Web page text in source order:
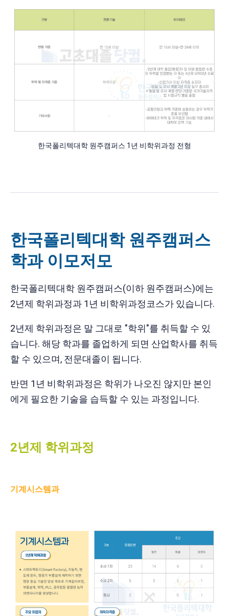
한국폴리텍대학 원주캠퍼스 1년 비학위과정 전형
한국폴리텍대학 원주캠퍼스
학과 이모저모
한국폴리텍대학 원주캠퍼스(이하 원주캠퍼스)에는
2년제 학위과정과 1년 비학위과정코스가 있습니다.
2년제 학위과정은 말 그대로 "학위"를 취득할 수 있
습니다. 해당 학과를 졸업하게 되면 산업학사를 취득
할 수 있으며, 전문대졸이 됩니다.
반면 1년 비학위과정은 학위가 나오진 않지만 본인
에게 필요한 기술을 습득할 수 있는 과정입니다.
2년제 학위과정
기계시스템과